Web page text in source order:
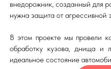
внедорожник, созданный для
нужна защита от агрессивной
В этом проекте мы провели
обработку кузова, днища и
идеальное состояние